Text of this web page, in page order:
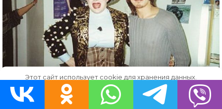
Этот сайт использует cookie для хранения данных.
Продолжая использовать сайт, Вы даете свое согласие на
работу с этими файлами.
OK